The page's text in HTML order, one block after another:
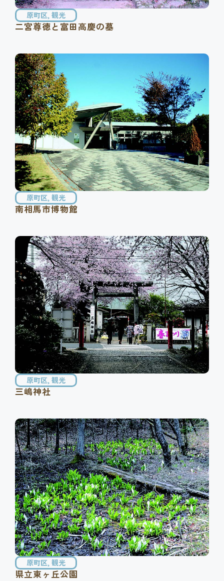
原町区, 観光
二宮尊徳と富田高慶の墓
原町区, 観光
南相馬市博物館
原町区, 観光
三嶋神社
原町区, 観光
県立東ヶ丘公園